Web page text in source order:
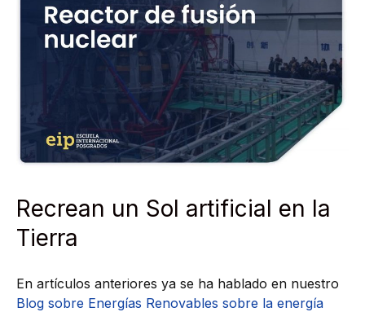
Recrean un Sol artificial en la
Tierra
En artículos anteriores ya se ha hablado en nuestro
Blog sobre Energías Renovables sobre la energía